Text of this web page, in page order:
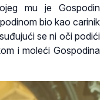
mu je Gospodin
bio kao carinik
se ni oči podići
i moleći Gospodina